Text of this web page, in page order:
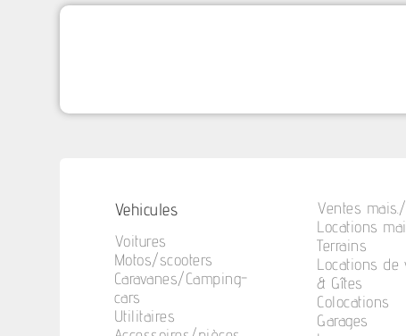
Vehicules
Voitures
Motos/scooters
Caravanes/Camping-
cars
Utilitaires
Ventes
Locations
Terrains
Locations de
& Gîtes
Colocations
Garages